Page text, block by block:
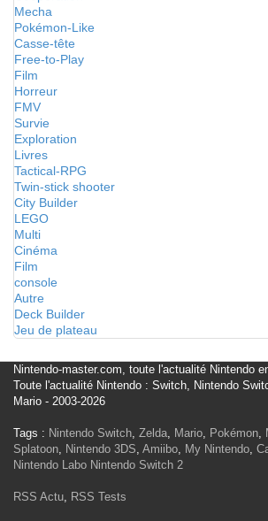
Mecha
Pokémon-Like
Casse-tête
Free-to-Play
Film
Horreur
FMV
Survie
Exploration
Livres
Tactical-RPG
Twin-stick shooter
City Builder
LEGO
Multi
Cinéma
Film
console
Autre
Deck Builder
Jeu de plateau
Nintendo-master.com, toute l'actualité Nintendo
Toute l'actualité Nintendo : Switch, Nintendo
Mario - 2003-2026
Tags : Nintendo Switch, Zelda, Mario, Pokémon,
Splatoon, Nintendo 3DS, Amiibo, My Nintendo,
Nintendo Labo Nintendo Switch 2
RSS Actu, RSS Tests